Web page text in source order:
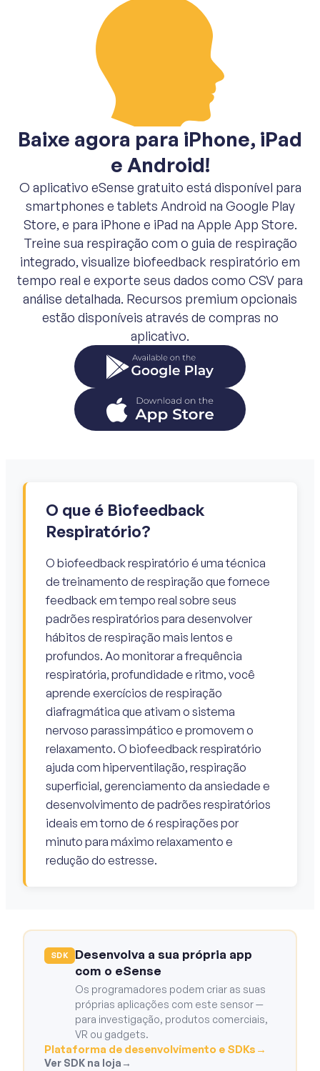
Baixe agora para iPhone, iPad
e Android!
O aplicativo eSense gratuito está disponível para
smartphones e tablets Android na Google Play
Store, e para iPhone e iPad na Apple App Store.
Treine sua respiração com o guia de respiração
integrado, visualize biofeedback respiratório em
tempo real e exporte seus dados como CSV para
análise detalhada. Recursos premium opcionais
estão disponíveis através de compras no
aplicativo.
O que é Biofeedback
Respiratório?
O biofeedback respiratório é uma técnica
de treinamento de respiração que fornece
feedback em tempo real sobre seus
padrões respiratórios para desenvolver
hábitos de respiração mais lentos e
profundos. Ao monitorar a frequência
respiratória, profundidade e ritmo, você
aprende exercícios de respiração
diafragmática que ativam o sistema
nervoso parassimpático e promovem o
relaxamento. O biofeedback respiratório
ajuda com hiperventilação, respiração
superficial, gerenciamento da ansiedade e
desenvolvimento de padrões respiratórios
ideais em torno de 6 respirações por
minuto para máximo relaxamento e
redução do estresse.
SDK
Desenvolva a sua própria app
com o eSense
Os programadores podem criar as suas
próprias aplicações com este sensor —
para investigação, produtos comerciais,
VR ou gadgets.
Plataforma de desenvolvimento e SDKs →
Ver SDK na loja →